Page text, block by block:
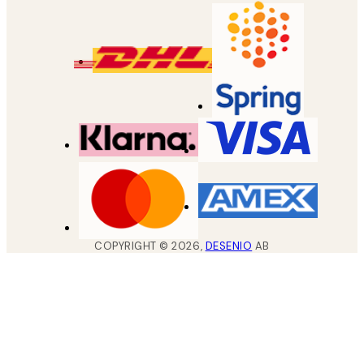
COPYRIGHT ©2026, DESENIO AB